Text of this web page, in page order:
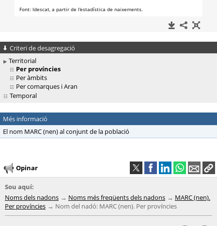
Criteri de desagregació
Territorial
Per províncies
Per àmbits
Per comarques i Aran
Temporal
Més informació
El nom MARC (nen) al conjunt de la població
Opinar
Sou aquí:
Noms dels nadons
Noms més freqüents dels nadons
MARC (nen).
Per províncies
Nom del nadó: MARC (nen). Per províncies